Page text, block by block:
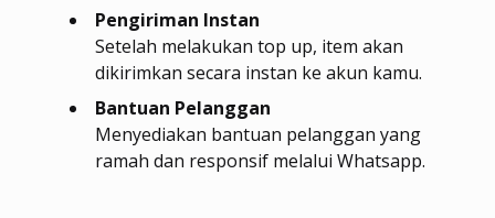
Pengiriman Instan
Setelah melakukan top up, item akan
dikirimkan secara instan ke akun kamu.
Bantuan Pelanggan
Menyediakan bantuan pelanggan yang
ramah dan responsif melalui Whatsapp.